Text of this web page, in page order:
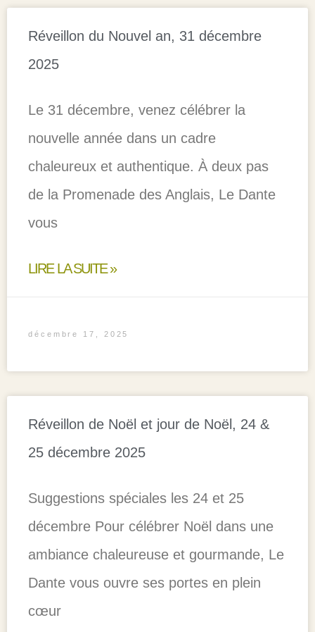
Réveillon du Nouvel an, 31 décembre
2025
Le 31 décembre, venez célébrer la
nouvelle année dans un cadre
chaleureux et authentique. À deux pas
de la Promenade des Anglais, Le Dante
vous
LIRE LA SUITE »
décembre 17, 2025
Réveillon de Noël et jour de Noël, 24 &
25 décembre 2025
Suggestions spéciales les 24 et 25
décembre Pour célébrer Noël dans une
ambiance chaleureuse et gourmande, Le
Dante vous ouvre ses portes en plein
cœur